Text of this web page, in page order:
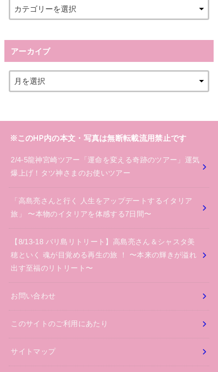
アーカイブ
※このHP内の本文・写真は無断転載流用禁止です
2/4-5龍神宮崎ツアー「運命を変える奇跡のツアー」運気
爆上げ！タツ神さまのお使いツアー
「高島亮さんと行く 人生をアップデートするイタリア
旅」 〜本物のイタリアを体感する7日間〜
【8/13-18 バリ島リトリート】高島亮さん＆シャスタ美
穂といく 魂が目覚める再生の旅 ！ 〜本来の輝きが溢れ
出す至福のリトリート〜
お問い合わせ
このサイトのご利用にあたり
サイトマップ